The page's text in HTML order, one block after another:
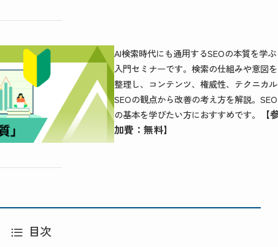
AI検索時代にも通用するSEOの本質を学ぶ
入門セミナーです。検索の仕組みや意図を
整理し、コンテンツ、権威性、テクニカル
SEOの観点から改善の考え方を解説。SEO
の基本を学びたい方におすすめです。
【
加費：無料】
目次